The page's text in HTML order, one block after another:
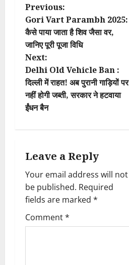
P
o
s
t
n
a
i
g
a
t
Previous:
Gori Vart Parambh 2025:
कैसे पाया जाता है शिव जैसा वर,
जानिए पूरी पूजा विधि
Next:
Delhi Old Vehicle Ban :
दिल्ली में राहत! अब पुरानी गाड़ियों पर
नहीं होगी जब्ती, सरकार ने हटवाया
ईंधन बैन
Leave a Reply
Your email address will not
be published. Required
fields are marked *
Comment*